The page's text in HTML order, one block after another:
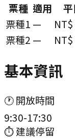
票種 適用 平
票種1 —
票種2 —
基本資訊
🕐 開放時間
9:30-17:30
⏱ 建議停留